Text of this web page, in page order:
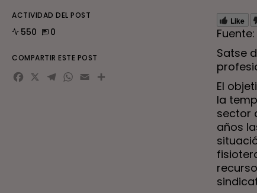
Like
Satse
El
la
sector
años
ACTIVIDAD DEL POST
550 0
COMPARTIR ESTE POST
Facebook
X Telegram
WhatsApp
EmailCompartir